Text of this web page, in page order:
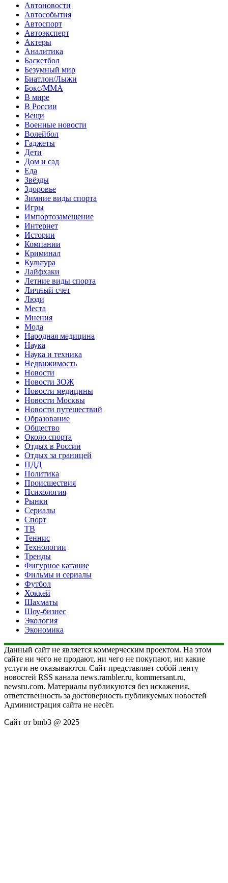
Автоновости
Автособытия
Автоспорт
Автоэксперт
Актеры
Аналитика
Баскетбол
Безумный мир
Биатлон/Лыжи
Бокс/MMA
В мире
В России
Вещи
Военные новости
Волейбол
Гаджеты
Дети
Дом и сад
Еда
Звёзды
Здоровье
Зимние виды спорта
Игры
Импортозамещение
Интернет
Истории
Компании
Криминал
Культура
Лайфхаки
Летние виды спорта
Личный счет
Люди
Места
Мнения
Мода
Народная медицина
Наука
Наука и техника
Недвижимость
Новости
Новости ЗОЖ
Новости медицины
Новости Москвы
Новости путешествий
Образование
Общество
Около спорта
Отдых в России
Отдых за границей
ПДД
Политика
Происшествия
Психология
Рынки
Сериалы
Спорт
ТВ
Теннис
Технологии
Тренды
Фигурное катание
Фильмы и сериалы
Футбол
Хоккей
Шахматы
Шоу-бизнес
Экология
Экономика
Данный сайт не является коммерческим проектом. На этом
сайте ни чего не продают, ни чего не покупают, ни какие
услуги не оказываются. Сайт представляет собой ленту
новостей RSS канала news.rambler.ru, kommersant.ru,
newsru.com. Материалы публикуются без искажения,
ответственность за достоверность публикуемых новостей
Администрация сайта не несёт.
Сайт от bmb3 @ 2025